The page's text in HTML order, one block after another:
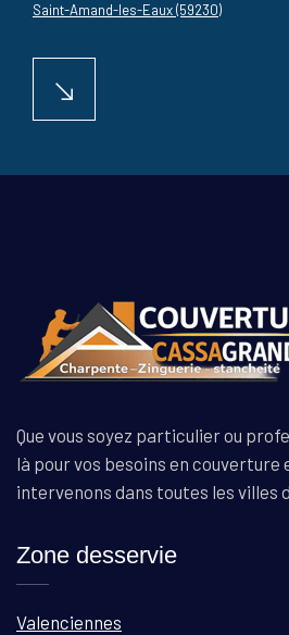
Saint-Amand-les-Eaux (59230)
Que vous soyez particulier ou
là pour vos besoins en couverture
intervenons dans toutes les villes
Zone desservie
Valenciennes